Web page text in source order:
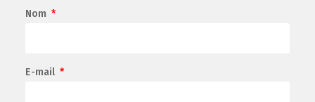
Nom *
E-mail *